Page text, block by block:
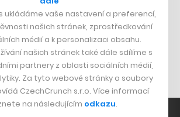
ukládáme vaše nastavení a preferencí,
našich stránek, zprostředkování
médií a k personalizaci obsahu.
našich stránek také dále sdílíme s
partnery z oblasti sociálních médií,
Za tyto webové stránky a soubory
CzechCrunch s.r.o. Více informací
na následujícím odkazu.